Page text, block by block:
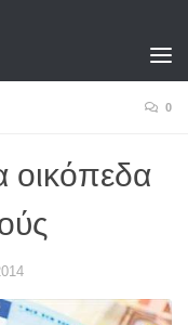
0
οικόπεδα